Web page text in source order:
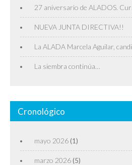
27 aniversario de ALADOS.
NUEVA JUNTA DIRECTIVA!!
La ALADA Marcela Aguilar,
La siembra continúa…
Cronológico
mayo 2026 (1)
marzo 2026 (5)